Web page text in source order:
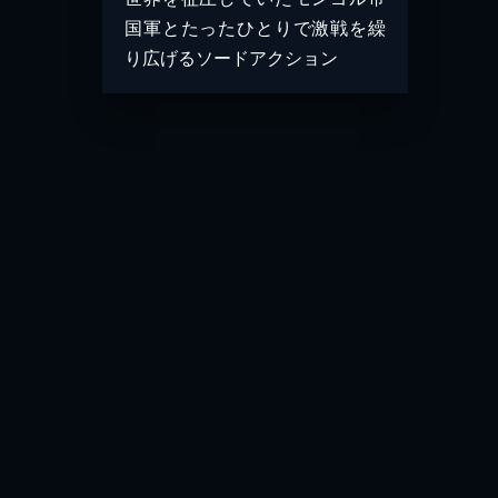
国軍とたったひとりで激戦を繰
り広げるソードアクション